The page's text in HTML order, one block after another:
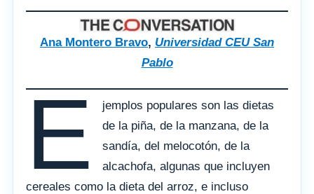
Ana Montero Bravo, Universidad CEU San
Pablo
E
jemplos populares son las dietas
de la piña, de la manzana, de la
sandía, del melocotón, de la
alcachofa, algunas que incluyen
cereales como la dieta del arroz, e incluso